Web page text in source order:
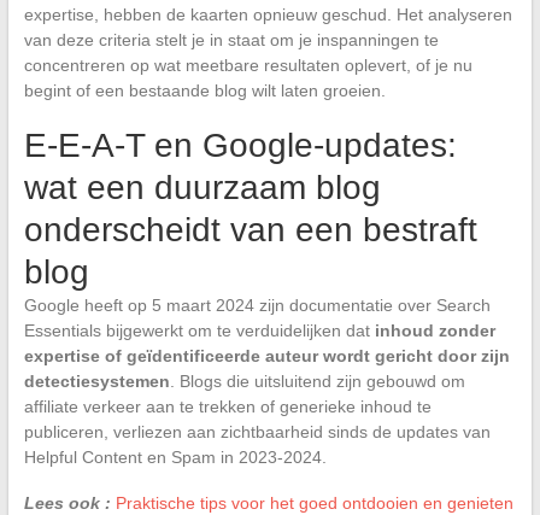
expertise, hebben de kaarten opnieuw geschud. Het analyseren
van deze criteria stelt je in staat om je inspanningen te
concentreren op wat meetbare resultaten oplevert, of je nu
begint of een bestaande blog wilt laten groeien.
E-E-A-T en Google-updates:
wat een duurzaam blog
onderscheidt van een bestraft
blog
Google heeft op 5 maart 2024 zijn documentatie over Search
Essentials bijgewerkt om te verduidelijken dat inhoud zonder
expertise of geïdentificeerde auteur wordt gericht door zijn
detectiesystemen . Blogs die uitsluitend zijn gebouwd om
affiliate verkeer aan te trekken of generieke inhoud te
publiceren, verliezen aan zichtbaarheid sinds de updates van
Helpful Content en Spam in 2023-2024.
Lees ook : Praktische tips voor het goed ontdooien en genieten